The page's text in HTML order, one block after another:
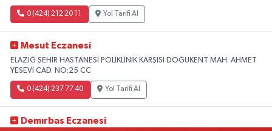
0 (424) 212 20 11 Yol Tarifi Al
Mesut Eczanesi
ELAZIĞ ŞEHİR HASTANESİ POLİKLİNİK KARŞISI DOĞUKENT MAH. AHMET
YESEVİ CAD. NO:25 CC
0 (424) 237 77 40 Yol Tarifi Al
Demırbas Eczanesi